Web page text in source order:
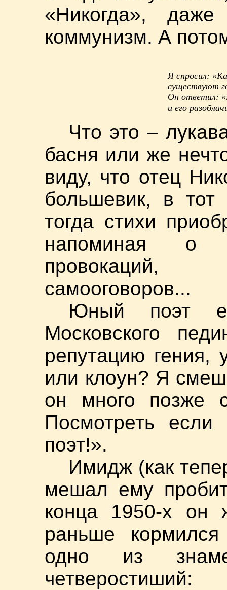
«Никогда»,
коммунизм. А
Я спросил:
существуют
Он ответил:
и его
Что это –
басня или же
виду, что отец
большевик, в
тогда стихи
напоминая о
провокаций,
самооговоров...
Юный поэт
Московского
репутацию гения,
или клоун? Я
он много позже
Посмотреть
поэт!».
Имидж (как
мешал ему
конца 1950-х он
раньше
одно из
четверостиший: